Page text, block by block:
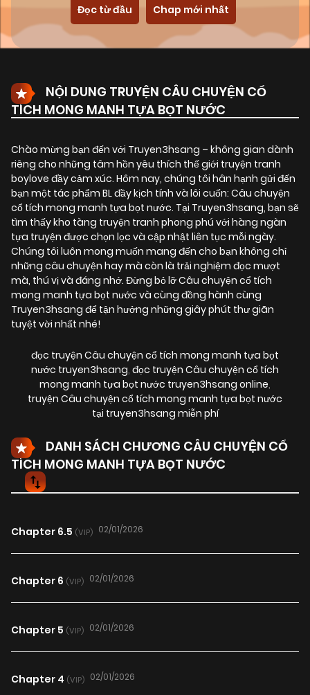
Đọc từ đầu Chap mới nhất
NỘI DUNG TRUYỆN CÂU CHUYỆN CỔ
TÍCH MONG MANH TỰA BỌT NƯỚC
Chào mừng bạn đến với Truyen3hsang – không gian dành
riêng cho những tâm hồn yêu thích thế giới truyện tranh
boylove đầy cảm xúc. Hôm nay, chúng tôi hân hạnh gửi đến
bạn một tác phẩm BL đầy kịch tính và lôi cuốn: Câu chuyện
cổ tích mong manh tựa bọt nước. Tại Truyen3hsang, bạn sẽ
tìm thấy kho tàng truyện tranh phong phú với hàng ngàn
tựa truyện được chọn lọc và cập nhật liên tục mỗi ngày.
Chúng tôi luôn mong muốn mang đến cho bạn không chỉ
những câu chuyện hay mà còn là trải nghiệm đọc mượt
mà, thú vị và đáng nhớ. Đừng bỏ lỡ Câu chuyện cổ tích
mong manh tựa bọt nước và cùng đồng hành cùng
Truyen3hsang để tận hưởng những giây phút thư giãn
tuyệt vời nhất nhé!
đọc truyện Câu chuyện cổ tích mong manh tựa bọt
nước truyen3hsang, đọc truyện Câu chuyện cổ tích
mong manh tựa bọt nước truyen3hsang online,
truyện Câu chuyện cổ tích mong manh tựa bọt nước
tại truyen3hsang miễn phí
DANH SÁCH CHƯƠNG CÂU CHUYỆN CỔ
TÍCH MONG MANH TỰA BỌT NƯỚC
Chapter 6.5 (VIP) 02/01/2026
Chapter 6 (VIP) 02/01/2026
Chapter 5 (VIP) 02/01/2026
Chapter 4 (VIP) 02/01/2026